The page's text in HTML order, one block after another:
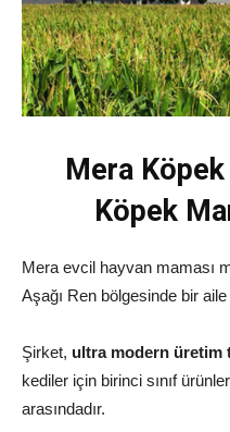
Mera
Köpek
Mera evcil hayvan maması
Aşağı Ren bölgesinde bir
Şirket, ultra modern üretim
kediler için birinci sınıf
arasındadır.